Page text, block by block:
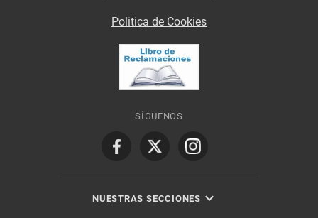
Politica de Cookies
SÍGUENOS
NUESTRAS SECCIONES